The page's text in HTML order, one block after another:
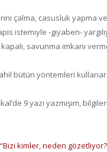
çalma, casusluk yapma
istemiyle -gıyaben-
savunma imkanı
bütün yöntemleri
9 yazı yazmışım,
kimler, neden